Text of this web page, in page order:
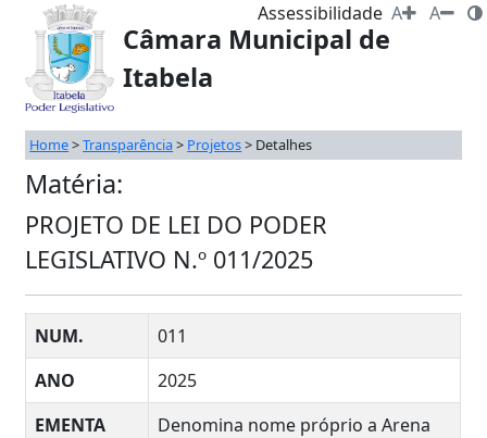
Câmara Municipal de
Itabela
Home>Transparência> Projetos> Detalhes
Matéria:
PROJETO DE LEI DO PODER
LEGISLATIVO N.º 011/2025
NUM.
011
ANO
2025
EMENTA
Denomina nome próprio a Arena
Assessibilidade A A